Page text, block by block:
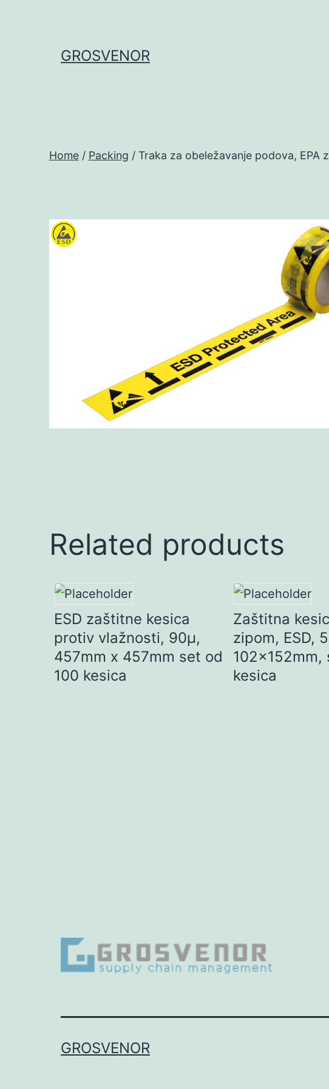
GROSVENOR
Home/ Packing / Traka za obeležavanje podova, EPA
Related products
ESD zaštitne kesica
protiv vlažnosti, 90µ,
457mm x 457mm set od
100 kesica
Zaštitna
zipom, ESD,
102x152mm,
kesica
GROSVENOR